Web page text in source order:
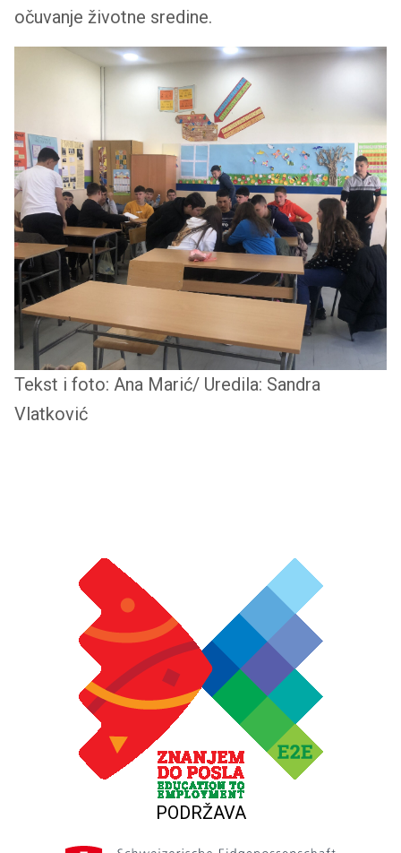
očuvanje životne sredine.
Tekst i foto: Ana Marić/ Uredila: Sandra
Vlatković
PODRŽAVA